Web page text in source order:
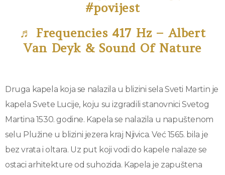
#povijest
♬ Frequencies 417 Hz – Albert
Van Deyk & Sound Of Nature
Druga kapela koja se nalazila u blizini sela Sveti Martin je
kapela Svete Lucije, koju su izgradili stanovnici Svetog
Martina 1530. godine. Kapela se nalazila u napuštenom
selu Plužine u blizini jezera kraj Njivica. Već 1565. bila je
bez vrata i oltara. Uz put koji vodi do kapele nalaze se
ostaci arhitekture od suhozida. Kapela je zapuštena